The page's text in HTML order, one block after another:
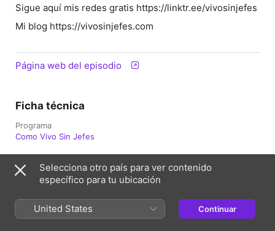
Sigue aquí mis redes gratis https://linktr.ee/vivosinjefes
Mi blog https://vivosinjefes.com
Página web del episodio
Ficha técnica
Programa
Como Vivo Sin Jefes
26 de septiembre de 2022 a las 11:40 UTC
10 min
Selecciona otro país para ver contenido
específico para tu ubicación
United States Continuar